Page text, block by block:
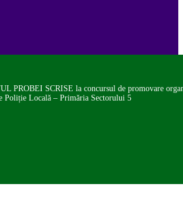
PROBEI SCRISE la concursul de promovare
Poliție Locală – Primăria Sectorului 5